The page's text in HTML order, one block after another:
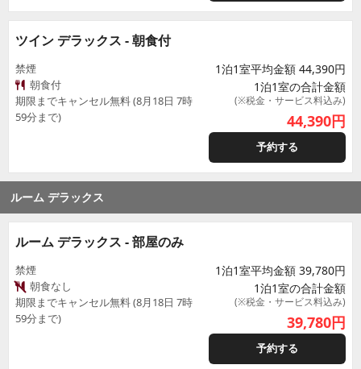
ツイン デラックス - 朝食付
禁煙
朝食付
期限までキャンセル無料 (8月18日 7時
59分まで)
1泊1室平均金額 44,390円
1泊1室の合計金額
(※税金・サービス料込み)
44,390円
予約する
ルーム デラックス
ルーム デラックス - 部屋のみ
禁煙
朝食なし
期限までキャンセル無料 (8月18日 7時
59分まで)
1泊1室平均金額 39,780円
1泊1室の合計金額
(※税金・サービス料込み)
39,780円
予約する